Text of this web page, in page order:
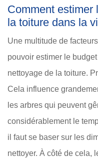
Comment estimer
la toiture dans la
Une multitude de
pouvoir estimer le
nettoyage de la toiture.
Cela influence
les arbres qui peuvent
considérablement le
il faut se baser sur les
nettoyer. À côté de cela,